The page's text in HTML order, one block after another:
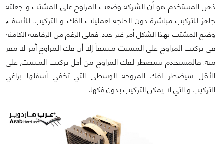
ذهن المستخدم هو أن الشركة وضعت المراوح على المشتت و جعلته
جاهز للتركيب مباشرة دون الحاجة لعمليات الفك و التركيب. للأسف,
وضع المشتت بهذا الشكل أمر غير جيد. فعلى الرغم من الرفاهية الكامنة
في تركيب المراوح على المشتت مسبقاً إلا أن فك المراوح أمر لا مفر
منه. فالمستخدم سيضطر لفك المراوح من أجل تركيب المشتت, على
الأقل سيضطر لفك المروحة الوسطى التي تخفي أسفلها براغي
التركيب و التي لا يمكن التركيب بدون فكها.